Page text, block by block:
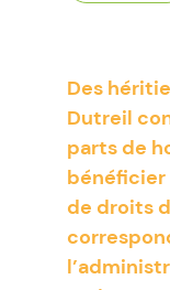
Des
Dutreil
parts de
bénéficier
de droits